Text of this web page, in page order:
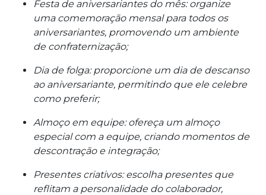
Festa de aniversariantes do mês: organize
uma comemoração mensal para todos os
aniversariantes, promovendo um ambiente
de confraternização;
Dia de folga: proporcione um dia de descanso
ao aniversariante, permitindo que ele celebre
como preferir;
Almoço em equipe: ofereça um almoço
especial com a equipe, criando momentos de
descontração e integração;
Presentes criativos: escolha presentes que
reflitam a personalidade do colaborador,